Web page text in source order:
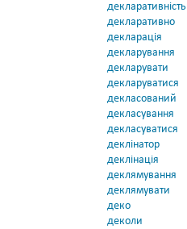
декларативність
декларативно
декларація
декларування
декларувати
декларуватися
декласований
декласування
декласуватися
деклінатор
деклінація
деклямування
деклямувати
деко
деколи